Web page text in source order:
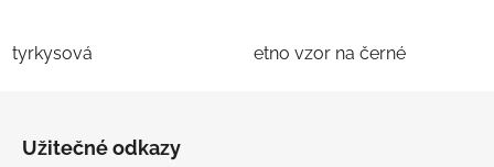
tyrkysová etno vzor na černé
Užitečné odkazy